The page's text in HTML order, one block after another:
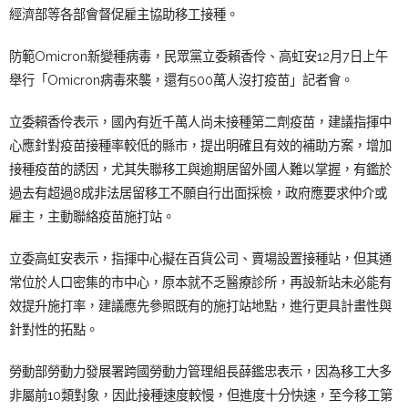
經濟部等各部會督促雇主協助移工接種。
防範Omicron新變種病毒，民眾黨立委賴香伶、高虹安12月7日上午
舉行「Omicron病毒來襲，還有500萬人沒打疫苗」記者會。
立委賴香伶表示，國內有近千萬人尚未接種第二劑疫苗，建議指揮中
心應針對疫苗接種率較低的縣市，提出明確且有效的補助方案，增加
接種疫苗的誘因，尤其失聯移工與逾期居留外國人難以掌握，有鑑於
過去有超過8成非法居留移工不願自行出面採檢，政府應要求仲介或
雇主，主動聯絡疫苗施打站。
立委高虹安表示，指揮中心擬在百貨公司、賣場設置接種站，但其通
常位於人口密集的市中心，原本就不乏醫療診所，再設新站未必能有
效提升施打率，建議應先參照既有的施打站地點，進行更具計畫性與
針對性的拓點。
勞動部勞動力發展署跨國勞動力管理組長薛鑑忠表示，因為移工大多
非屬前10類對象，因此接種速度較慢，但進度十分快速，至今移工第